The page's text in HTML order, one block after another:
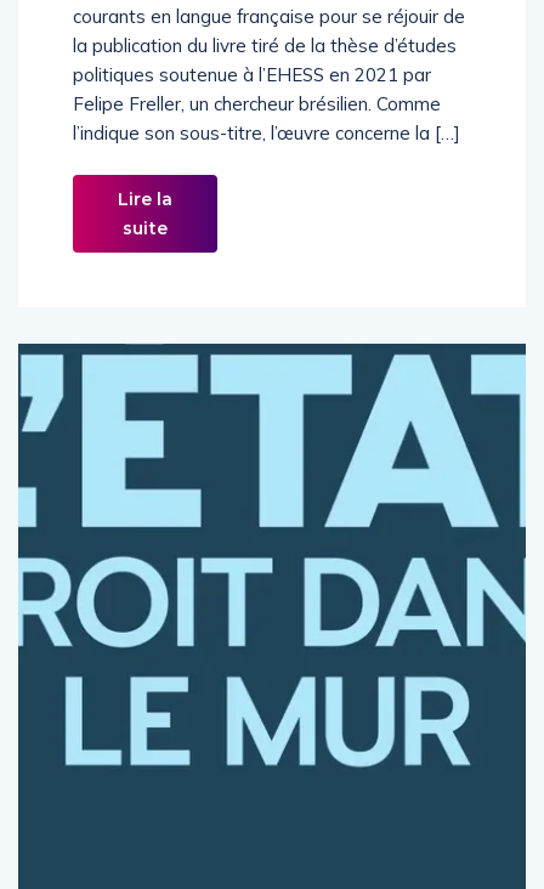
courants en langue française pour se réjouir de
la publication du livre tiré de la thèse d’études
politiques soutenue à l’EHESS en 2021 par
Felipe Freller, un chercheur brésilien. Comme
l’indique son sous-titre, l’œuvre concerne la […]
Lire la
suite